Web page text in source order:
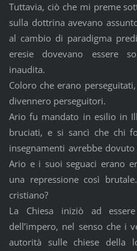
Tuttavia, ciò che mi preme
sulla dottrina avevano
al cambio di paradigma
eresie dovevano essere
inaudita.
Coloro che erano
divennero perseguitori.
Ario fu mandato in esilio in
bruciati, e si sancì che chi
insegnamenti avrebbe
Ario e i suoi seguaci erano
una repressione così
cristiano?
La Chiesa iniziò ad
dell’impero, nel senso che i
autorità sulle chiese della